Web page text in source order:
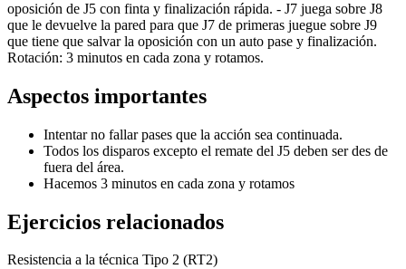
oposición de J5 con finta y finalización rápida. - J7 juega sobre J8
que le devuelve la pared para que J7 de primeras juegue sobre J9
que tiene que salvar la oposición con un auto pase y finalización.
Rotación: 3 minutos en cada zona y rotamos.
Aspectos importantes
Intentar no fallar pases que la acción sea continuada.
Todos los disparos excepto el remate del J5 deben ser des de
fuera del área.
Hacemos 3 minutos en cada zona y rotamos
Ejercicios relacionados
Resistencia a la técnica Tipo 2 (RT2)